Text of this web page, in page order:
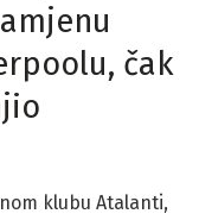
čak
klubu Atalanti,